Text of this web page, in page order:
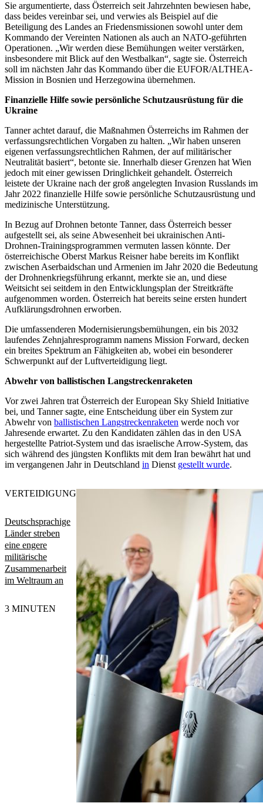
Sie argumentierte, dass Österreich seit Jahrzehnten bewiesen habe,
dass beides vereinbar sei, und verwies als Beispiel auf die
Beteiligung des Landes an Friedensmissionen sowohl unter dem
Kommando der Vereinten Nationen als auch an NATO-geführten
Operationen. „Wir werden diese Bemühungen weiter verstärken,
insbesondere mit Blick auf den Westbalkan“, sagte sie. Österreich
soll im nächsten Jahr das Kommando über die EUFOR/ALTHEA-
Mission in Bosnien und Herzegowina übernehmen.
Finanzielle Hilfe sowie persönliche Schutzausrüstung für die
Ukraine
Tanner achtet darauf, die Maßnahmen Österreichs im Rahmen der
verfassungsrechtlichen Vorgaben zu halten. „Wir haben unseren
eigenen verfassungsrechtlichen Rahmen, der auf militärischer
Neutralität basiert“, betonte sie. Innerhalb dieser Grenzen hat Wien
jedoch mit einer gewissen Dringlichkeit gehandelt. Österreich
leistete der Ukraine nach der groß angelegten Invasion Russlands im
Jahr 2022 finanzielle Hilfe sowie persönliche Schutzausrüstung und
medizinische Unterstützung.
In Bezug auf Drohnen betonte Tanner, dass Österreich besser
aufgestellt sei, als seine Abwesenheit bei ukrainischen Anti-
Drohnen-Trainingsprogrammen vermuten lassen könnte. Der
österreichische Oberst Markus Reisner habe bereits im Konflikt
zwischen Aserbaidschan und Armenien im Jahr 2020 die Bedeutung
der Drohnenkriegsführung erkannt, merkte sie an, und diese
Weitsicht sei seitdem in den Entwicklungsplan der Streitkräfte
aufgenommen worden. Österreich hat bereits seine ersten hundert
Aufklärungsdrohnen erworben.
Die umfassenderen Modernisierungsbemühungen, ein bis 2032
laufendes Zehnjahresprogramm namens Mission Forward, decken
ein breites Spektrum an Fähigkeiten ab, wobei ein besonderer
Schwerpunkt auf der Luftverteidigung liegt.
Abwehr von ballistischen Langstreckenraketen
Vor zwei Jahren trat Österreich der European Sky Shield Initiative
bei, und Tanner sagte, eine Entscheidung über ein System zur
Abwehr von ballistischen Langstreckenraketen werde noch vor
Jahresende erwartet. Zu den Kandidaten zählen das in den USA
hergestellte Patriot-System und das israelische Arrow-System, das
sich während des jüngsten Konflikts mit dem Iran bewährt hat und
im vergangenen Jahr in Deutschland in Dienst gestellt wurde.
Deutschsprachige
Länder streben
eine engere
militärische
Zusammenarbeit
im Weltraum an
VERTEIDIGUNG
3 MINUTEN